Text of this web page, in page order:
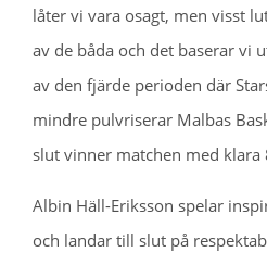
låter vi vara osagt, men visst
av de båda och det baserar vi
av den fjärde perioden där
mindre pulvriserar Malbas
slut vinner matchen med klara
Albin Häll-Eriksson spelar
och landar till slut på